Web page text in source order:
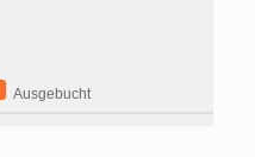
Ausgebucht